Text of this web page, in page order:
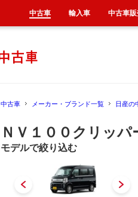
中古車 メーカー・ブランド一覧 日産の
ＮＶ１００クリッ
モデルで絞り込む
中古車 輸入車 中古車